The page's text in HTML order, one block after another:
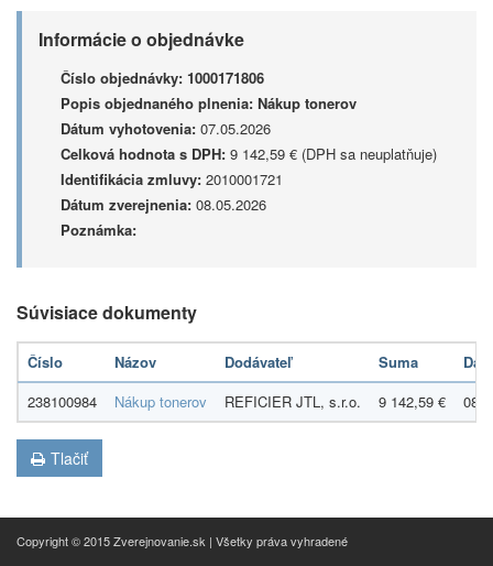
Informácie o objednávke
Číslo objednávky: 1000171806
Popis objednaného plnenia: Nákup tonerov
Dátum vyhotovenia: 07.05.2026
Celková hodnota s DPH: 9 142,59 € (DPH sa neuplatňuje)
Identifikácia zmluvy: 2010001721
Dátum zverejnenia: 08.05.2026
Poznámka:
Súvisiace dokumenty
Číslo Názov Dodávateľ Suma
238100984
Nákup tonerov REFICIER JTL, s.r.o. 9 142,59 €
Tlačiť
Copyright © 2015 Zverejnovanie.sk | Všetky práva vyhradené